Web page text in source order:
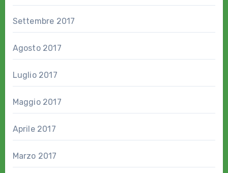
Settembre 2017
Agosto 2017
Luglio 2017
Maggio 2017
Aprile 2017
Marzo 2017